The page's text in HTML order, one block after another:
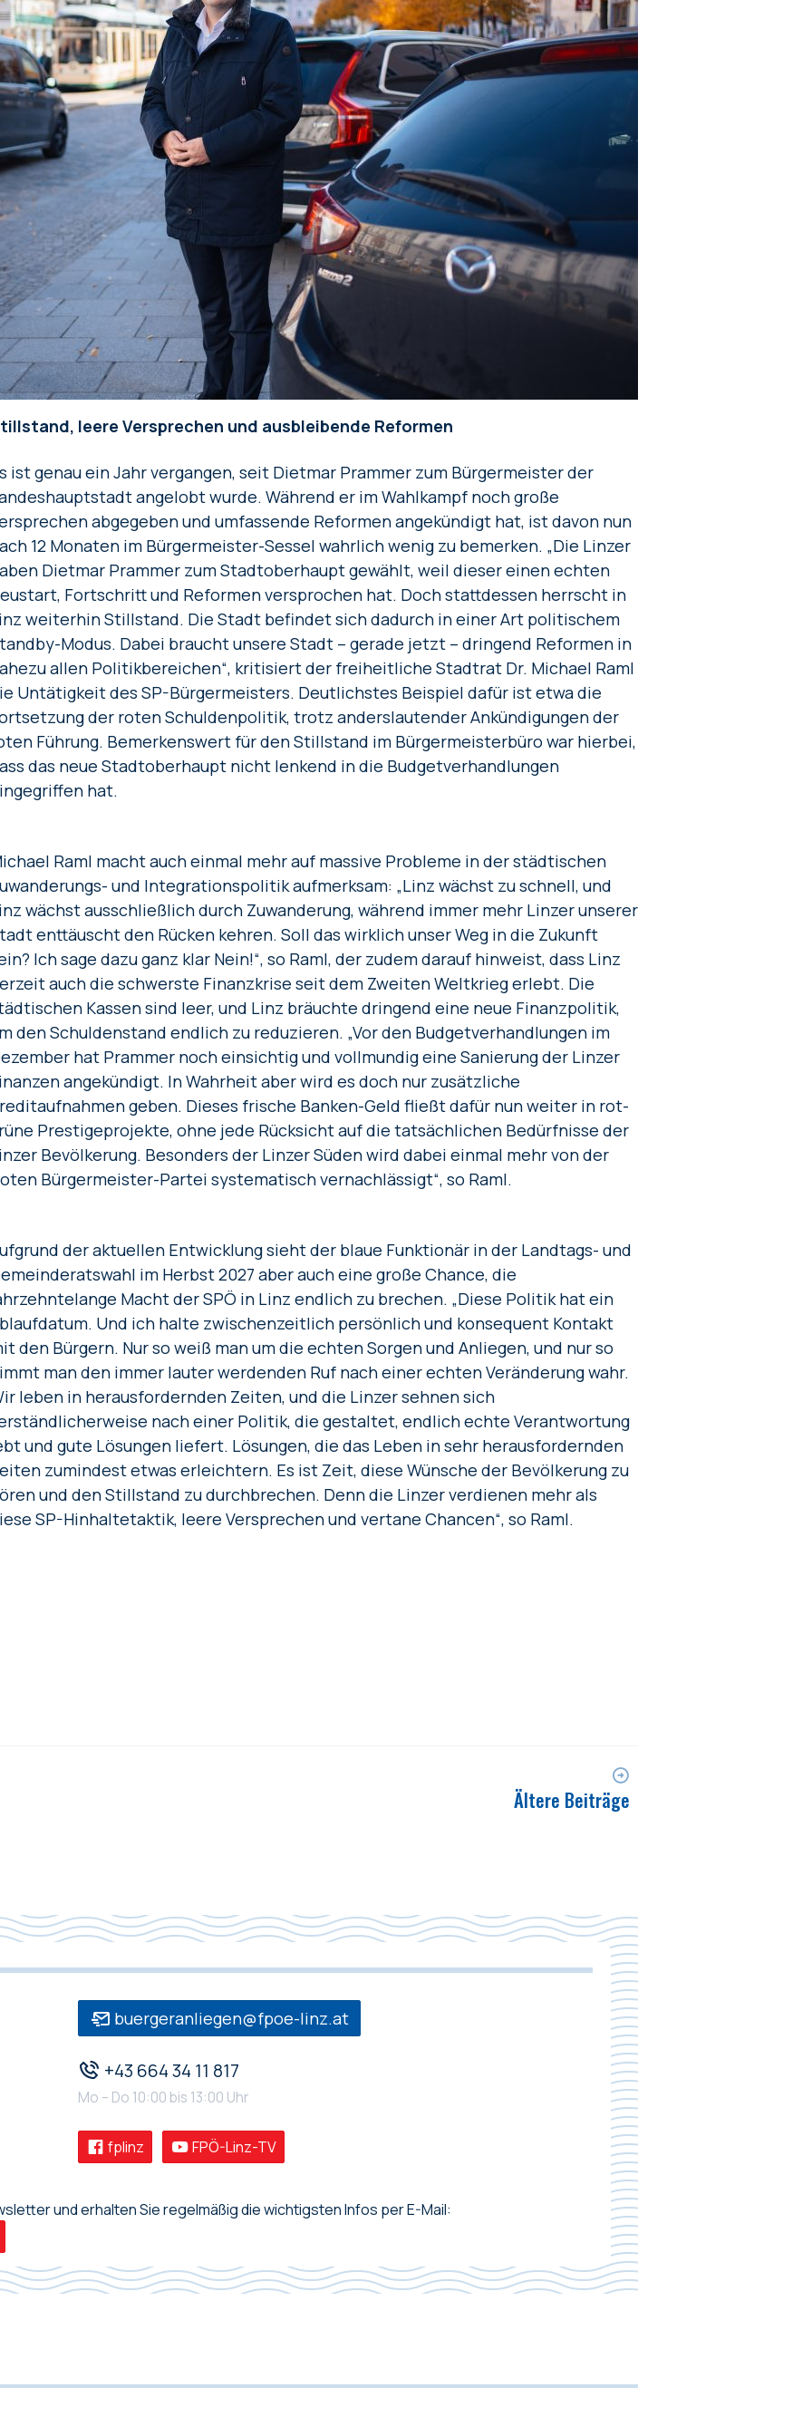
leere Versprechen und ausbleibende Reformen
ist genau ein Jahr vergangen, seit Dietmar Prammer zum Bürgermeister der
angelobt wurde. Während er im Wahlkampf noch große
abgegeben und umfassende Reformen angekündigt hat, ist davon nun
12 Monaten im Bürgermeister-Sessel wahrlich wenig zu bemerken. „Die Linzer
Dietmar Prammer zum Stadtoberhaupt gewählt, weil dieser einen echten
Fortschritt und Reformen versprochen hat. Doch stattdessen herrscht in
weiterhin Stillstand. Die Stadt befindet sich dadurch in einer Art politischem
Modus. Dabei braucht unsere Stadt – gerade jetzt – dringend Reformen in
allen Politikbereichen“, kritisiert der freiheitliche Stadtrat Dr. Michael Raml
Untätigkeit des SP-Bürgermeisters. Deutlichstes Beispiel dafür ist etwa die
der roten Schuldenpolitik, trotz anderslautender Ankündigungen der
Führung. Bemerkenswert für den Stillstand im Bürgermeisterbüro war hierbei,
das neue Stadtoberhaupt nicht lenkend in die Budgetverhandlungen
hat.
Raml macht auch einmal mehr auf massive Probleme in der städtischen
und Integrationspolitik aufmerksam: „Linz wächst zu schnell, und
wächst ausschließlich durch Zuwanderung, während immer mehr Linzer unserer
enttäuscht den Rücken kehren. Soll das wirklich unser Weg in die Zukunft
Ich sage dazu ganz klar Nein!“, so Raml, der zudem darauf hinweist, dass Linz
auch die schwerste Finanzkrise seit dem Zweiten Weltkrieg erlebt. Die
Kassen sind leer, und Linz bräuchte dringend eine neue Finanzpolitik,
den Schuldenstand endlich zu reduzieren. „Vor den Budgetverhandlungen im
hat Prammer noch einsichtig und vollmundig eine Sanierung der Linzer
angekündigt. In Wahrheit aber wird es doch nur zusätzliche
geben. Dieses frische Banken-Geld fließt dafür nun weiter in rot-
Prestigeprojekte, ohne jede Rücksicht auf die tatsächlichen Bedürfnisse der
Bevölkerung. Besonders der Linzer Süden wird dabei einmal mehr von der
Bürgermeister-Partei systematisch vernachlässigt“, so Raml.
der aktuellen Entwicklung sieht der blaue Funktionär in der Landtags- und
im Herbst 2027 aber auch eine große Chance, die
Macht der SPÖ in Linz endlich zu brechen. „Diese Politik hat ein
Und ich halte zwischenzeitlich persönlich und konsequent Kontakt
den Bürgern. Nur so weiß man um die echten Sorgen und Anliegen, und nur so
man den immer lauter werdenden Ruf nach einer echten Veränderung wahr.
leben in herausfordernden Zeiten, und die Linzer sehnen sich
nach einer Politik, die gestaltet, endlich echte Verantwortung
und gute Lösungen liefert. Lösungen, die das Leben in sehr herausfordernden
zumindest etwas erleichtern. Es ist Zeit, diese Wünsche der Bevölkerung zu
und den Stillstand zu durchbrechen. Denn die Linzer verdienen mehr als
SP-Hinhaltetaktik, leere Versprechen und vertane Chancen“, so Raml.
Ältere Beiträge
buergeranliegen@fpoe-linz.at
+43 664 34 11 817
Mo – Do 10:00 bis 13:00 Uhr
fplinz FPÖ-Linz-TV
und erhalten Sie regelmäßig die wichtigsten Infos per E-Mail: